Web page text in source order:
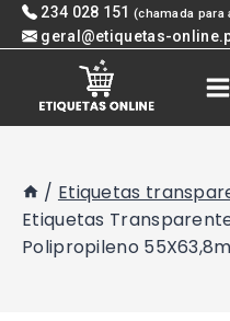
Skip 234 028 151 (chamada para
geral@etiquetas-
/ Etiquetas
Etiquetas
Polipropileno